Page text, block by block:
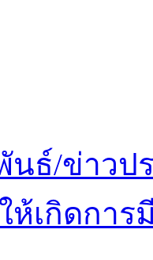
นธ์/ข่าวป
ห้เกิดกา